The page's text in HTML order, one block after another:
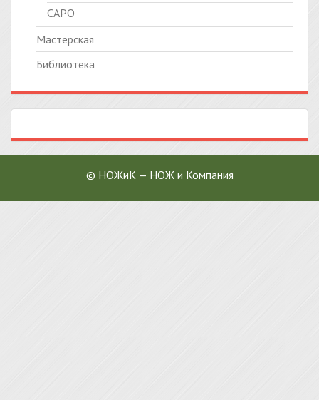
САРО
Мастерская
Библиотека
© НОЖиК — НОЖ и Компания